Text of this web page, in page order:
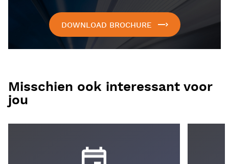
DOWNLOAD BROCHURE
Misschien ook interessant voor
jou